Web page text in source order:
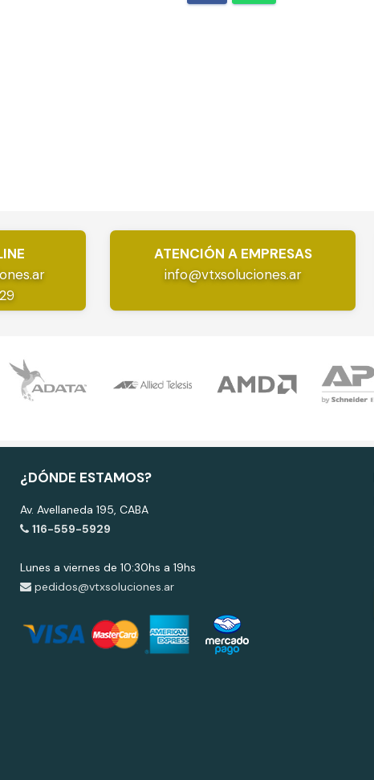
ATENCIÓN A EMPRESAS
info@vtxsoluciones.ar
¿DÓNDE ESTAMOS?
Av. Avellaneda 195, CABA
116-559-5929
Lunes a viernes de 10:30hs a 19hs
pedidos@vtxsoluciones.ar